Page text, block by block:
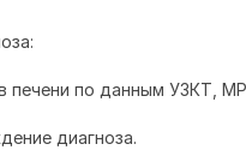
печени по данным УЗКТ,
диагноза.